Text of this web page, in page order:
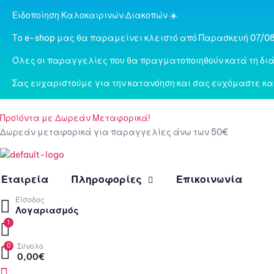
Ειδοποίηση Καλοκαιρινών Διακοπών ☀️
Το e-shop μας θα παραμείνει κλειστό από Παρασκευή 07/
Όλες οι παραγγελίες που θα πραγματοποιηθούν κατά τη
Σας ευχαριστούμε για την κατανόηση και σας ευχόμαστε
Προϊόντα με Δωρεάν Μεταφορικά!
Δωρεάν μεταφορικά για παραγγελίες άνω των 50€
Εταιρεία Πληροφορίες Επικοινωνία
Είσοδος
Λογαριασμός
1
0 Σύνολο
0,00€
Menu